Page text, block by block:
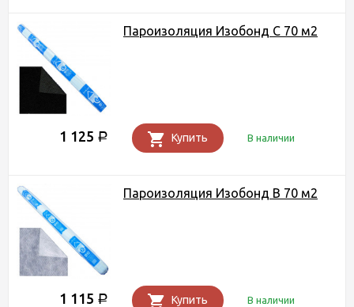
Пароизоляция Изобонд С 70 м2
1 125 Р Купить В наличии
Пароизоляция Изобонд В 70 м2
1 115 Р Купить В наличии